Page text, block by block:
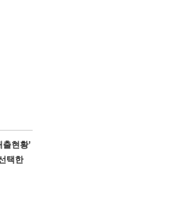
출현황’
택한